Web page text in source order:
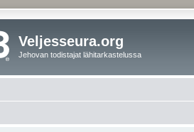
Veljesseura.org
Jehovan todistajat lähitarkastelussa